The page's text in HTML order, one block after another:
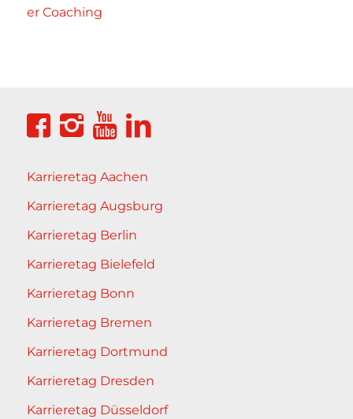
er Coaching
Karrieretag Aachen
Karrieretag Augsburg
Karrieretag Berlin
Karrieretag Bielefeld
Karrieretag Bonn
Karrieretag Bremen
Karrieretag Dortmund
Karrieretag Dresden
Karrieretag Düsseldorf